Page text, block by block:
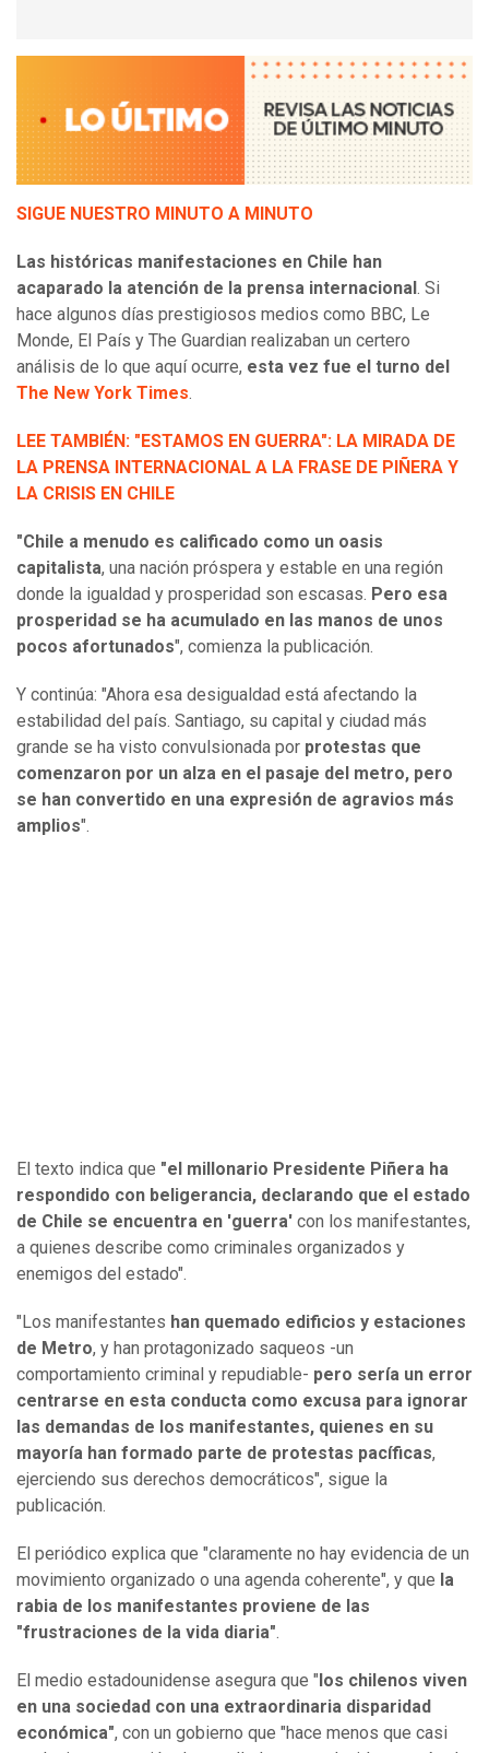
SIGUE NUESTRO MINUTO A MINUTO
Las históricas manifestaciones en Chile han
acaparado la atención de la prensa internacional . Si
hace algunos días prestigiosos medios como BBC, Le
Monde, El País y The Guardian realizaban un certero
análisis de lo que aquí ocurre, esta vez fue el turno del
The New York Times.
LEE TAMBIÉN: "ESTAMOS EN GUERRA": LA MIRADA DE
LA PRENSA INTERNACIONAL A LA FRASE DE PIÑERA Y
LA CRISIS EN CHILE
"Chile a menudo es calificado como un oasis
capitalista, una nación próspera y estable en una región
donde la igualdad y prosperidad son escasas. Pero esa
prosperidad se ha acumulado en las manos de unos
pocos afortunados", comienza la publicación.
Y continúa: "Ahora esa desigualdad está afectando la
estabilidad del país. Santiago, su capital y ciudad más
grande se ha visto convulsionada por protestas que
comenzaron por un alza en el pasaje del metro, pero
se han convertido en una expresión de agravios más
amplios".
El texto indica que "el millonario Presidente Piñera ha
respondido con beligerancia, declarando que el estado
de Chile se encuentra en 'guerra' con los manifestantes,
a quienes describe como criminales organizados y
enemigos del estado".
"Los manifestantes han quemado edificios y estaciones
de Metro, y han protagonizado saqueos -un
comportamiento criminal y repudiable- pero sería un error
centrarse en esta conducta como excusa para ignorar
las demandas de los manifestantes, quienes en su
mayoría han formado parte de protestas pacíficas,
ejerciendo sus derechos democráticos", sigue la
publicación.
El periódico explica que "claramente no hay evidencia de un
movimiento organizado o una agenda coherente", y que la
rabia de los manifestantes proviene de las
"frustraciones de la vida diaria".
El medio estadounidense asegura que " los chilenos viven
en una sociedad con una extraordinaria disparidad
económica", con un gobierno que "hace menos que casi